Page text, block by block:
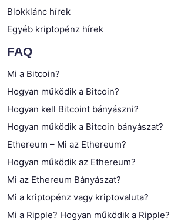
Blokklánc hírek
Egyéb kriptopénz hírek
FAQ
Mi a Bitcoin?
Hogyan működik a Bitcoin?
Hogyan kell Bitcoint bányászni?
Hogyan működik a Bitcoin bányászat?
Ethereum – Mi az Ethereum?
Hogyan működik az Ethereum?
Mi az Ethereum Bányászat?
Mi a kriptopénz vagy kriptovaluta?
Mi a Ripple? Hogyan működik a Ripple?